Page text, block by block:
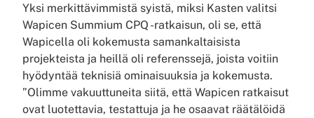
Yksi merkittävimmistä syistä, miksi Kasten valitsi
Wapicen Summium CPQ -ratkaisun, oli se, että
Wapicella oli kokemusta samankaltaisista
projekteista ja heillä oli referenssejä, joista voitiin
hyödyntää teknisiä ominaisuuksia ja kokemusta.
”Olimme vakuuttuneita siitä, että Wapicen ratkaisut
ovat luotettavia, testattuja ja he osaavat räätälöidä